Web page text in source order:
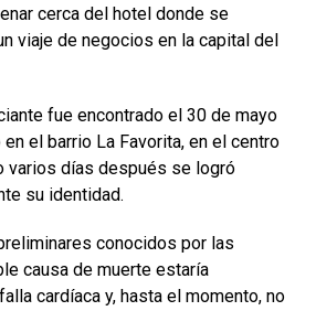
cerca del hotel donde se
viaje de negocios en la capital del
fue encontrado el 30 de mayo
el barrio La Favorita, en el centro
varios días después se logró
su identidad.
conocidos por las
causa de muerte estaría
cardíaca y, hasta el momento, no